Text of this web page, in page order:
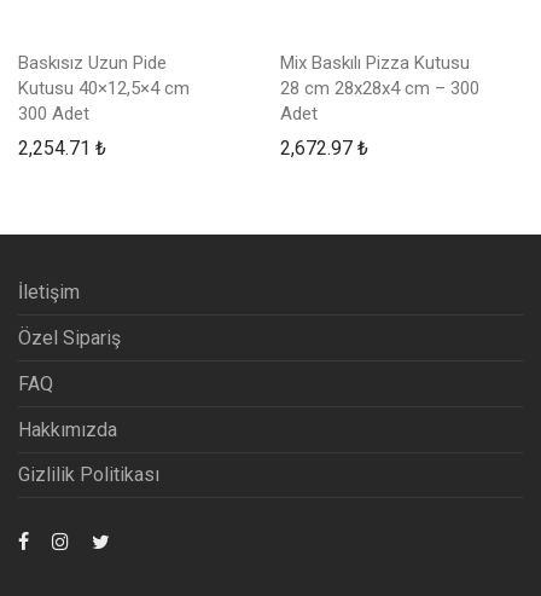
Baskısız Uzun Pide
Kutusu 40×12,5×4 cm
300 Adet
2,254.71 ₺
Mix Baskılı Pizza Kutusu
28 cm 28x28x4 cm – 300
Adet
2,672.97 ₺
İletişim
Özel Sipariş
FAQ
Hakkımızda
Gizlilik Politikası